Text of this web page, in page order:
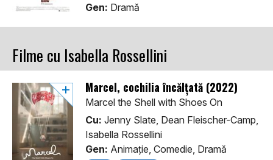
Gen: Dramă
Filme cu Isabella Rossellini
Marcel, cochilia încălțată (2022)
Marcel the Shell with Shoes On
Cu: Jenny Slate, Dean Fleischer-Camp,
Isabella Rossellini
Gen: Animaţie, Comedie, Dramă